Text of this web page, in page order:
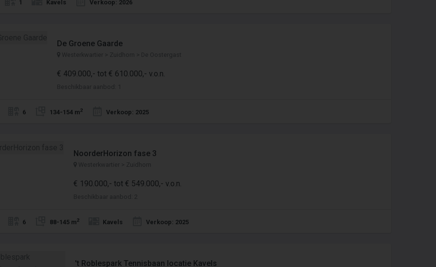
1 Kavels Verkoop: 2026
De Groene Gaarde
Westerkwartier > Zuidhorn > De Oostergast
€ 409.000,- tot € 610.000,- v.o.n.
Beschikbaar aanbod: 1
6 134-154 m2 Verkoop: 2025
NoorderHorizon fase 3
Westerkwartier > Zuidhorn
€ 190.000,- tot € 549.000,- v.o.n.
Beschikbaar aanbod: 2
6 88-145 m2 Kavels Verkoop: 2025
't Roblespark Tennisbaan locatie Kavels